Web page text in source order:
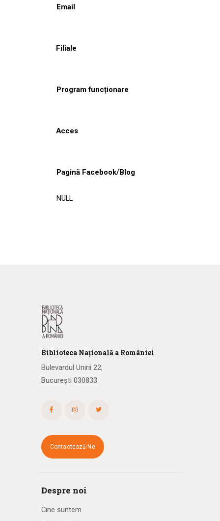
Email
Filiale
Program funcționare
Acces
Pagină Facebook/Blog
NULL
Biblioteca Națională a României
Bulevardul Unirii 22,
București 030833
Contactează-Ne
Despre noi
Cine suntem